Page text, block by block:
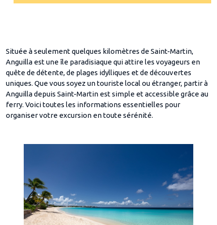
Située à seulement quelques kilomètres de Saint-Martin,
Anguilla est une île paradisiaque qui attire les voyageurs en
quête de détente, de plages idylliques et de découvertes
uniques. Que vous soyez un touriste local ou étranger, partir à
Anguilla depuis Saint-Martin est simple et accessible grâce au
ferry. Voici toutes les informations essentielles pour
organiser votre excursion en toute sérénité.